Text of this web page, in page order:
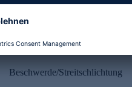
Rechtliches
Beschwerde/Streitschlichtung